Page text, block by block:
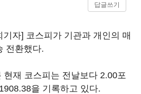
답글쓰기
자] 코스피가 기관과 개인의 매
전환했다.
현재 코스피는 전날보다 2.00포
을 기록하고 있다.